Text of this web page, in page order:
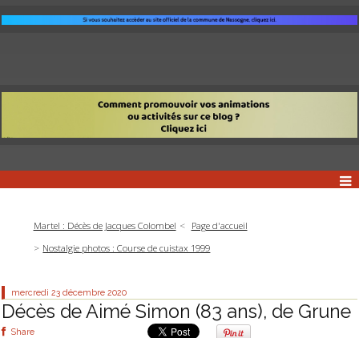
Martel : Décès de Jacques Colombel
Page d'accueil
Nostalgie photos : Course de cuistax 1999
mercredi 23 décembre 2020
Décès de Aimé Simon (83 ans), de Grune
Share